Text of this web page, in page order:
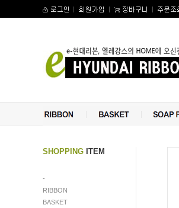
SHOPPING ITEM
-
RIBBON
BASKET